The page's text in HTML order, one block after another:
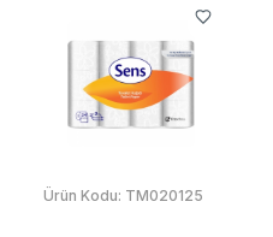
Ürün Kodu: TM020125